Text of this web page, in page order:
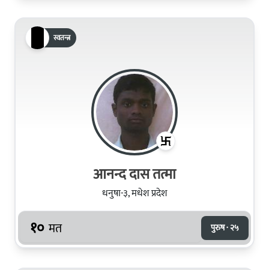
स्वतन्त्र
आनन्द दास तत्मा
धनुषा-३, मधेश प्रदेश
१० मत पुरुष · २५